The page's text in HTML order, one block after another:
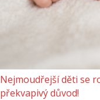
Nejmoudřejší děti se
překvapivý důvod!